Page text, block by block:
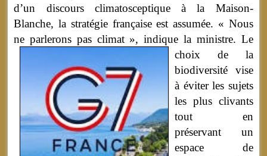
d’un discours climatosceptique à la Maison-
Blanche, la stratégie française est assumée. « Nous
ne parlerons pas climat », indique la ministre. Le
choix de la
biodiversité vise
à éviter les sujets
les plus clivants
tout en
préservant un
espace de